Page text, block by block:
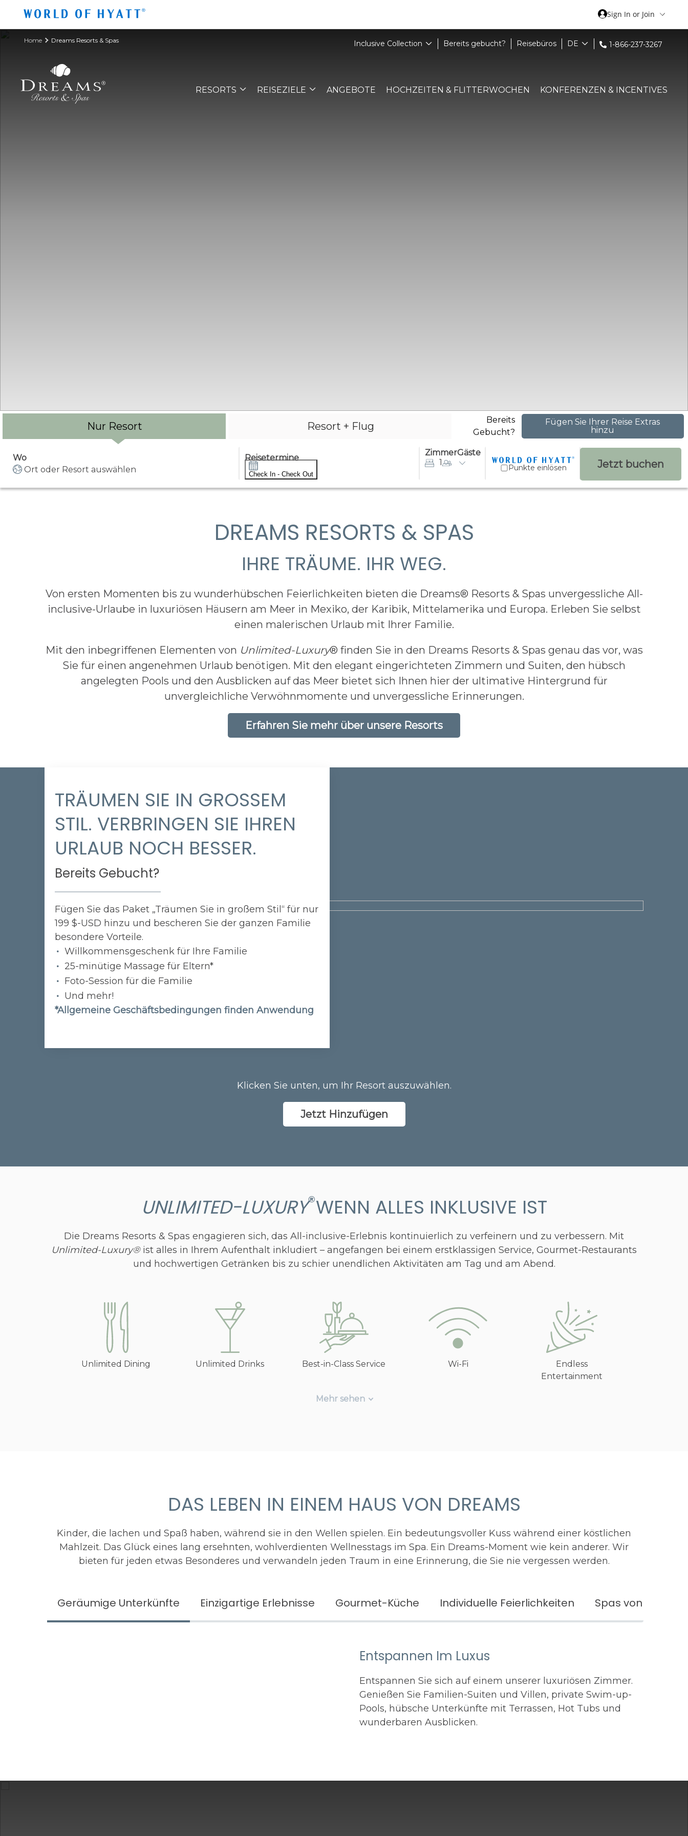
Sign In or Join
Home Dreams Resorts & Spas Inclusive Collection Bereits gebucht? Reisebüros DE 1-866-237-3267
RESORTS REISEZIELE ANGEBOTE HOCHZEITEN & FLITTERWOCHEN KONFERENZEN & INCENTIVES
Nur Resort Resort + Flug
Bereits
Gebucht?
Fügen Sie Ihrer Reise Extras
hinzu
Wo
Ort oder Resort auswählen
Reisetermine
Check In - Check Out
ZimmerGäste
1
Punkte einlösen Jetzt buchen
DREAMS RESORTS & SPAS
IHRE TRÄUME. IHR WEG.
Von ersten Momenten bis zu wunderhübschen Feierlichkeiten bieten die Dreams® Resorts & Spas unvergessliche All-
inclusive-Urlaube in luxuriösen Häusern am Meer in Mexiko, der Karibik, Mittelamerika und Europa. Erleben Sie selbst
einen malerischen Urlaub mit Ihrer Familie.
Mit den inbegriffenen Elementen von Unlimited-Luxury® finden Sie in den Dreams Resorts & Spas genau das vor, was
Sie für einen angenehmen Urlaub benötigen. Mit den elegant eingerichteten Zimmern und Suiten, den hübsch
angelegten Pools und den Ausblicken auf das Meer bietet sich Ihnen hier der ultimative Hintergrund für
unvergleichliche Verwöhnmomente und unvergessliche Erinnerungen.
Erfahren Sie mehr über unsere Resorts
TRÄUMEN SIE IN GROSSEM S
TIL. VERBRINGEN SIE IHREN U
RLAUB NOCH BESSER.
Bereits Gebucht?
Fügen Sie das Paket „Träumen Sie in großem Stil“ für nur
199 $-USD hinzu und bescheren Sie der ganzen Familie
besondere Vorteile.
Willkommensgeschenk für Ihre Familie
25-minütige Massage für Eltern*
Foto-Session für die Familie
Und mehr!
*Allgemeine Geschäftsbedingungen finden Anwendung
Klicken Sie unten, um Ihr Resort auszuwählen.
UNLIMITED-LUXURY®WENN ALLES INKLUSIVE IST
Die Dreams Resorts & Spas engagieren sich, das All-inclusive-Erlebnis kontinuierlich zu verfeinern und zu verbessern. Mit
Unlimited-Luxury®ist alles in Ihrem Aufenthalt inkludiert – angefangen bei einem erstklassigen Service, Gourmet-Restaurants
und hochwertigen Getränken bis zu schier unendlichen Aktivitäten am Tag und am Abend.
Unlimited Dining Unlimited Drinks Best-in-Class Service Wi-Fi
Endless
Entertainment
Mehr sehen
DAS LEBEN IN EINEM HAUS VON DREAMS
Kinder, die lachen und Spaß haben, während sie in den Wellen spielen. Ein bedeutungsvoller Kuss während einer köstlichen
Mahlzeit. Das Glück eines lang ersehnten, wohlverdienten Wellnesstags im Spa. Ein Dreams-Moment wie kein anderer. Wir
bieten für jeden etwas Besonderes und verwandeln jeden Traum in eine Erinnerung, die Sie nie vergessen werden.
Geräumige Unterkünfte Einzigartige Erlebnisse Gourmet-Küche Individuelle Feierlichkeiten Spas von
Entspannen Im Luxus
Entspannen Sie sich auf einem unserer luxuriösen Zimmer.
Genießen Sie Familien-Suiten und Villen, private Swim-up-
Pools, hübsche Unterkünfte mit Terrassen, Hot Tubs und
wunderbaren Ausblicken.